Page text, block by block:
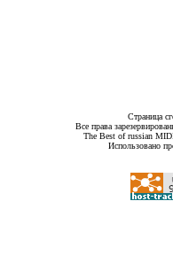
Страница
Все права
The Best of russian
Использовано